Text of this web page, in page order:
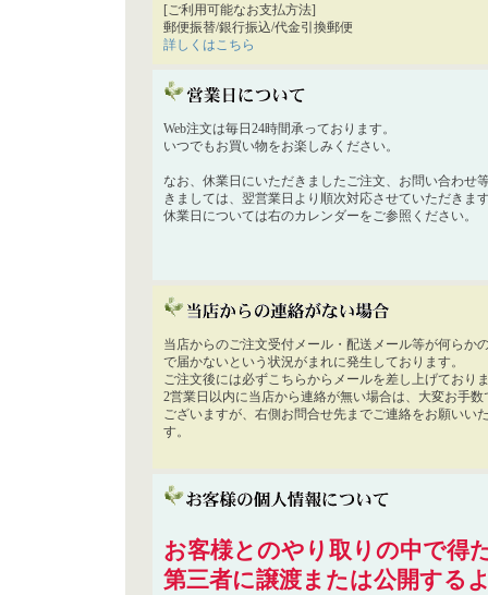
[ご利用可能なお支払方法]
郵便振替/銀行振込/代金引換郵便
詳しくはこちら
Web注文は毎日24時間承っております。
いつでもお買い物をお楽しみください。
なお、休業日にいただきましたご注文、お問い合わせ
きましては、翌営業日より順次対応させていただきま
休業日については右のカレンダーをご参照ください。
当店からのご注文受付メール・配送メール等が何らか
で届かないという状況がまれに発生しております。
ご注文後には必ずこちらからメールを差し上げており
2営業日以内に当店から連絡が無い場合は、大変お手数
ございますが、右側お問合せ先までご連絡をお願いい
す。
お客様とのやり取りの中で得
第三者に譲渡または公開する